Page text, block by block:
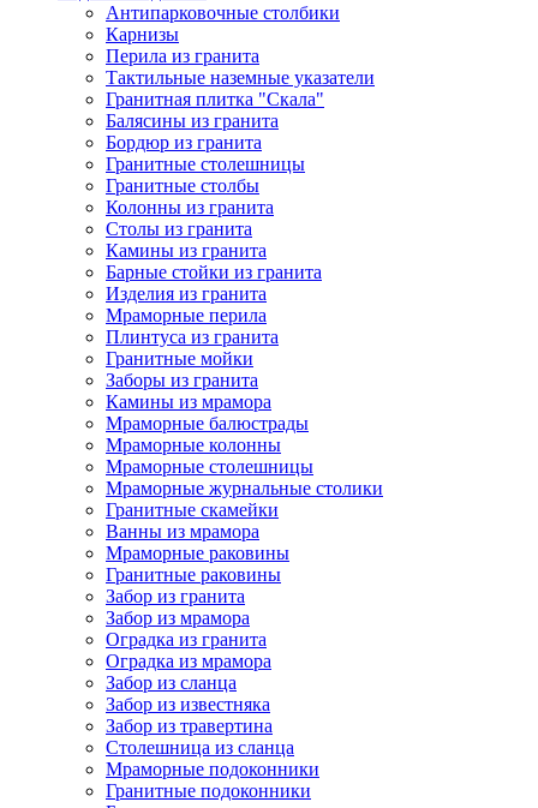
Антипарковочные столбики
Карнизы
Перила из гранита
Тактильные наземные указатели
Гранитная плитка "Скала"
Балясины из гранита
Бордюр из гранита
Гранитные столешницы
Гранитные столбы
Колонны из гранита
Столы из гранита
Камины из гранита
Барные стойки из гранита
Изделия из гранита
Мраморные перила
Плинтуса из гранита
Гранитные мойки
Заборы из гранита
Камины из мрамора
Мраморные балюстрады
Мраморные колонны
Мраморные столешницы
Мраморные журнальные столики
Гранитные скамейки
Ванны из мрамора
Мраморные раковины
Гранитные раковины
Забор из гранита
Забор из мрамора
Оградка из гранита
Оградка из мрамора
Забор из сланца
Забор из известняка
Забор из травертина
Столешница из сланца
Мраморные подоконники
Гранитные подоконники